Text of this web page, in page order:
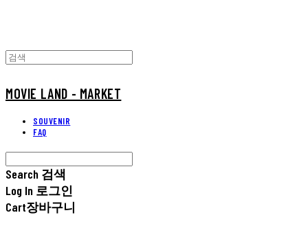
MOVIE LAND - MARKET
SOUVENIR
FAQ
Search 검색
Log In 로그인
Cart장바구니